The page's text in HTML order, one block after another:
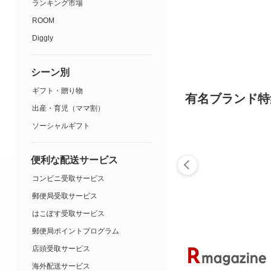
有名ブランド
ランキング市場
ROOM
Diggly
シーン別
ギフト・贈り物
出産・育児（ママ割）
ソーシャルギフト
便利な配送サービス
コンビニ受取サービス
郵便局受取サービス
はこぽす受取サービス
郵便局ポイントプログラム
店頭受取サービス
海外配送サービス